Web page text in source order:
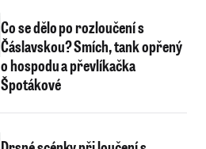
Co se dělo po rozloučení s
Čáslavskou? Smích, tank opřený
o hospodu a převlíkačka
Špotákové